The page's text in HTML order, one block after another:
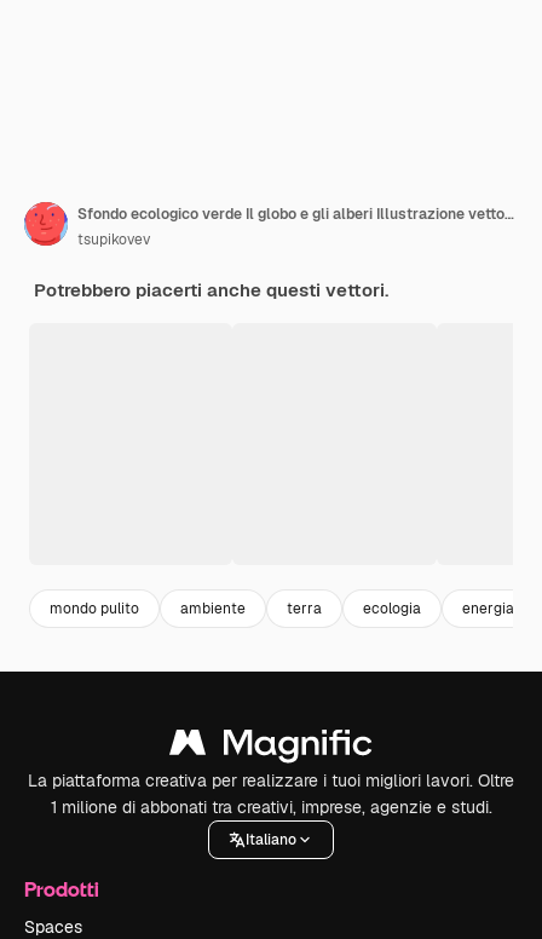
Sfondo ecologico verde Il globo e gli alberi Illustrazione vettoriale astratta
tsupikovev
Potrebbero piacerti anche questi vettori.
mondo pulito ambiente terra ecologia energia
La piattaforma creativa per realizzare i tuoi migliori lavori. Oltre
1 milione di abbonati tra creativi, imprese, agenzie e studi.
Italiano
Prodotti
Spaces